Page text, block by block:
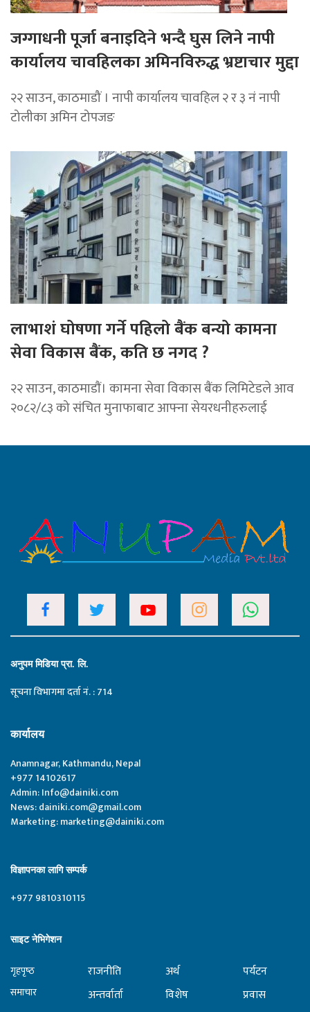
जग्गाधनी पूर्जा बनाइदिने भन्दै घुस लिने नापी
कार्यालय चावहिलका अमिनविरुद्ध भ्रष्टाचार मुद्दा
२२ साउन, काठमाडौं । नापी कार्यालय चावहिल २ र ३ नं नापी
टोलीका अमिन टोपजङ
लाभाशं घोषणा गर्ने पहिलो बैंक बन्यो कामना
सेवा विकास बैंक, कति छ नगद ?
२२ साउन, काठमाडाैं। कामना सेवा विकास बैंक लिमिटेडले आव
२०८२/८३ को संचित मुनाफाबाट आफ्ना सेयरधनीहरुलाई
अनुपम मिडिया प्रा. लि.
सूचना विभागमा दर्ता नं. : 714
कार्यालय
Anamnagar, Kathmandu, Nepal
+977 14102617
Admin:Info@dainiki.com
News:dainiki.com@gmail.com
Marketing:marketing@dainiki.com
विज्ञापनका लागि सम्पर्क
+977 9810310115
साइट नेभिगेशन
गृहपृष्‍ठ
समाचार
राजनीति
अन्तर्वार्ता
अर्थ
विशेष
पर्यटन
प्रवास